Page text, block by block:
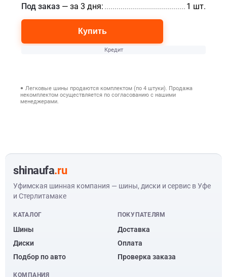
Под заказ — за 3 дня: 1 шт.
Купить
Кредит
Легковые шины продаются комплектом (по 4 штуки). Продажа
некомплектом осуществляется по согласованию с нашими
менеджерами.
shinaufa.ru
Уфимская шинная компания — шины, диски и сервис в Уфе
и Стерлитамаке
КАТАЛОГ
Шины
Диски
Подбор по авто
ПОКУПАТЕЛЯМ
Доставка
Оплата
Проверка заказа
КОМПАНИЯ